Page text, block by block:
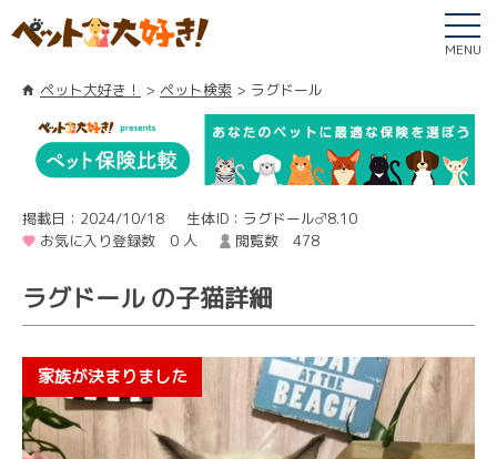
MENU
ペット大好き！ ペット検索 ラグドール
掲載日：2024/10/18
生体ID：ラグドール♂8.10
お気に入り登録数 0 人
閲覧数 478
ラグドール の子猫詳細